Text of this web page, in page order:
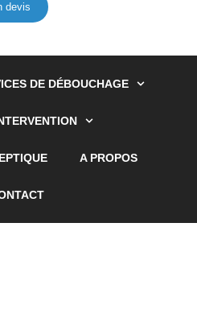
devis
DE DÉBOUCHAGE
A PROPOS